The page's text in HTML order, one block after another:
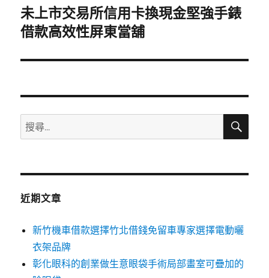
下
一
文
未上市交易所信用卡換現金堅強手錶
借款高效性屏東當舖
搜
尋
鍵
搜
近期文章
新竹機車借款選擇竹北借錢免留車專家選擇電動曬
衣架品牌
彰化眼科的創業做生意眼袋手術局部畫室可疊加的